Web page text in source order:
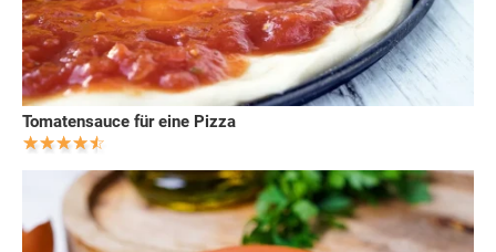
Tomatensauce für eine Pizza